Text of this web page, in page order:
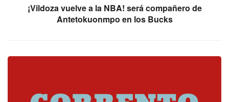
¡Vildoza vuelve a la NBA! será compañero de
Antetokuonmpo en los Bucks